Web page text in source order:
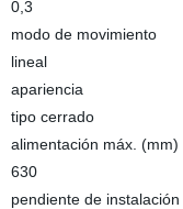
0,3
modo de movimiento
lineal
apariencia
tipo cerrado
alimentación máx. (mm)
630
pendiente de instalación